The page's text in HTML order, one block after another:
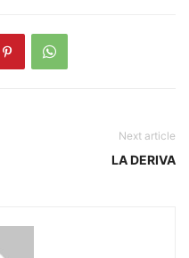
Next article
LA DERIVA